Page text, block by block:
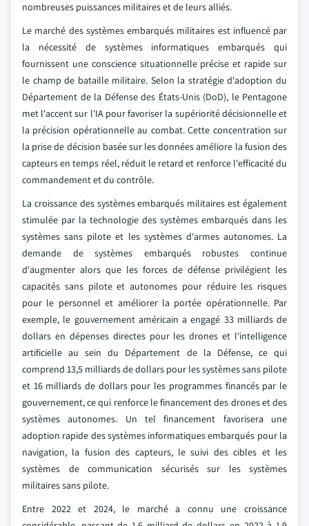
nombreuses puissances militaires et de leurs alliés.
Le marché des systèmes embarqués militaires est influencé par
la nécessité de systèmes informatiques embarqués qui
fournissent une conscience situationnelle précise et rapide sur
le champ de bataille militaire. Selon la stratégie d'adoption du
Département de la Défense des États-Unis (DoD), le Pentagone
met l'accent sur l'IA pour favoriser la supériorité décisionnelle et
la précision opérationnelle au combat. Cette concentration sur
la prise de décision basée sur les données améliore la fusion des
capteurs en temps réel, réduit le retard et renforce l'efficacité du
commandement et du contrôle.
La croissance des systèmes embarqués militaires est également
stimulée par la technologie des systèmes embarqués dans les
systèmes sans pilote et les systèmes d'armes autonomes. La
demande de systèmes embarqués robustes continue
d'augmenter alors que les forces de défense privilégient les
capacités sans pilote et autonomes pour réduire les risques
pour le personnel et améliorer la portée opérationnelle. Par
exemple, le gouvernement américain a engagé 33 milliards de
dollars en dépenses directes pour les drones et l'intelligence
artificielle au sein du Département de la Défense, ce qui
comprend 13,5 milliards de dollars pour les systèmes sans pilote
et 16 milliards de dollars pour les programmes financés par le
gouvernement, ce qui renforce le financement des drones et des
systèmes autonomes. Un tel financement favorisera une
adoption rapide des systèmes informatiques embarqués pour la
navigation, la fusion des capteurs, le suivi des cibles et les
systèmes de communication sécurisés sur les systèmes
militaires sans pilote.
Entre 2022 et 2024, le marché a connu une croissance